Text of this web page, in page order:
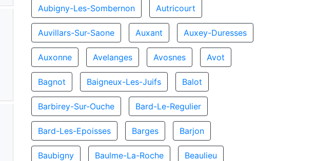
Aubigny-Les-Sombernon Autricourt
Auvillars-Sur-Saone Auxant Auxey-Duresses
Auxonne Avelanges Avosnes Avot
Bagnot Baigneux-Les-Juifs Balot
Barbirey-Sur-Ouche Bard-Le-Regulier
Bard-Les-Epoisses Barges Barjon
Baubigny Baulme-La-Roche Beaulieu